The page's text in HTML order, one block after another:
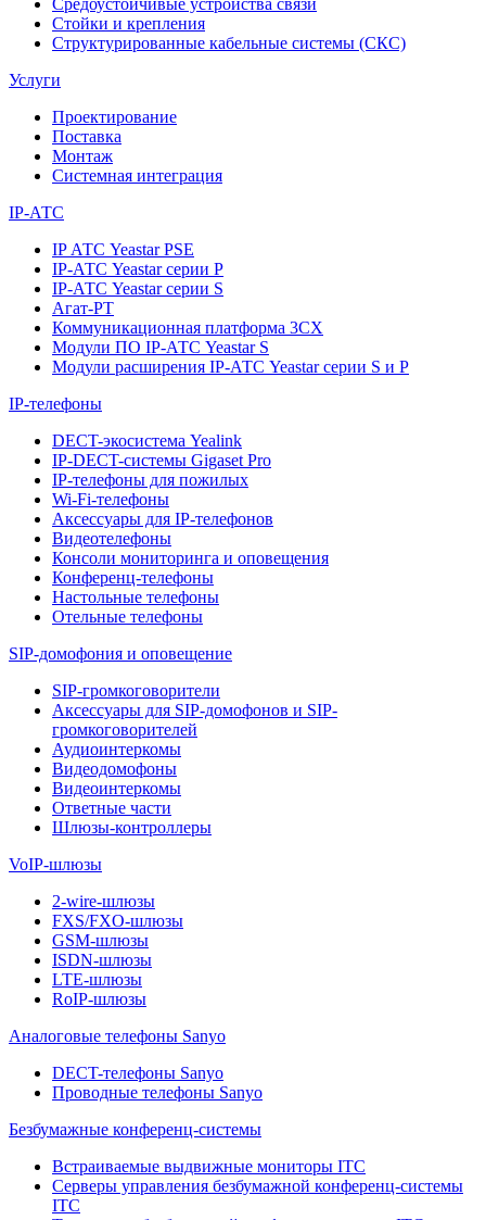
Средоустойчивые устройства связи
Стойки и крепления
Структурированные кабельные системы (СКС)
Услуги
Проектирование
Поставка
Монтаж
Системная интеграция
IP-АТС
IP АТС Yeastar PSE
IP-АТС Yeastar серии P
IP-АТС Yeastar серии S
Агат-РТ
Коммуникационная платформа 3CX
Модули ПО IP-АТС Yeastar S
Модули расширения IP-АТС Yeastar серии S и P
IP-телефоны
DECT-экосистема Yealink
IP-DECT-системы Gigaset Pro
IP-телефоны для пожилых
Wi-Fi-телефоны
Аксессуары для IP-телефонов
Видеотелефоны
Консоли мониторинга и оповещения
Конференц-телефоны
Настольные телефоны
Отельные телефоны
SIP-домофония и оповещение
SIP-громкоговорители
Аксессуары для SIP-домофонов и SIP-
громкоговорителей
Аудиоинтеркомы
Видеодомофоны
Видеоинтеркомы
Ответные части
Шлюзы-контроллеры
VoIP-шлюзы
2-wire-шлюзы
FXS/FXO-шлюзы
GSM-шлюзы
ISDN-шлюзы
LTE-шлюзы
RoIP-шлюзы
Аналоговые телефоны Sanyo
DECT-телефоны Sanyo
Проводные телефоны Sanyo
Безбумажные конференц-системы
Встраиваемые выдвижные мониторы ITC
Серверы управления безбумажной конференц-системы
ITC